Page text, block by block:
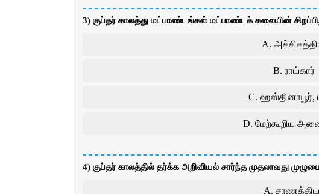
3) குப்தர் காலத்து மட்பாண்டங்கள் மட்பாண்டக் கலையின்
A.
B. ராய்கார்
C. ஹஸ்தினாபூர்,
D. மேற்கூறிய
4) குப்தர் காலத்தில் தர்க்க அறிவியல் சார்ந்த முதலாவது
A.